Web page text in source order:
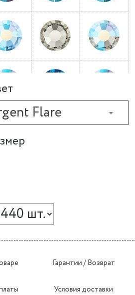
Flare
Гарантии / Возврат
Условия доставки